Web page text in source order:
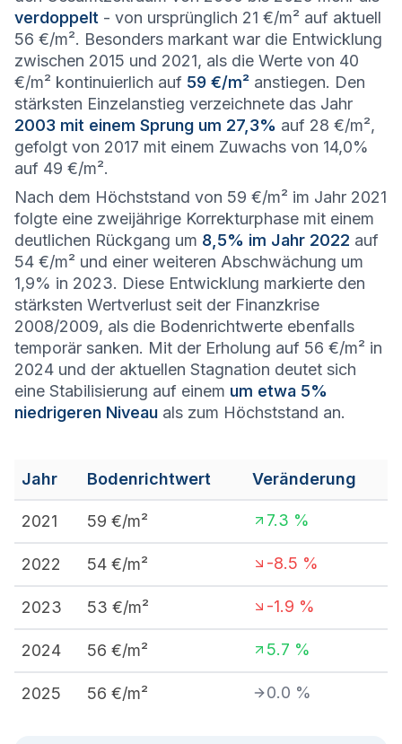
verdoppelt - von ursprünglich 21 €/m² auf aktuell
56 €/m². Besonders markant war die Entwicklung
zwischen 2015 und 2021, als die Werte von 40
€/m² kontinuierlich auf 59 €/m² anstiegen. Den
stärksten Einzelanstieg verzeichnete das Jahr
2003 mit einem Sprung um 27,3% auf 28 €/m²,
gefolgt von 2017 mit einem Zuwachs von 14,0%
auf 49 €/m².
Nach dem Höchststand von 59 €/m² im Jahr 2021
folgte eine zweijährige Korrekturphase mit einem
deutlichen Rückgang um 8,5% im Jahr 2022 auf
54 €/m² und einer weiteren Abschwächung um
1,9% in 2023. Diese Entwicklung markierte den
stärksten Wertverlust seit der Finanzkrise
2008/2009, als die Bodenrichtwerte ebenfalls
temporär sanken. Mit der Erholung auf 56 €/m² in
2024 und der aktuellen Stagnation deutet sich
eine Stabilisierung auf einem um etwa 5%
niedrigeren Niveau als zum Höchststand an.
Jahr Bodenrichtwert Veränderung
2021 59 €/m² 7.3 %
2022 54 €/m² -8.5 %
2023 53 €/m² -1.9 %
2024 56 €/m² 5.7 %
2025 56 €/m² 0.0 %